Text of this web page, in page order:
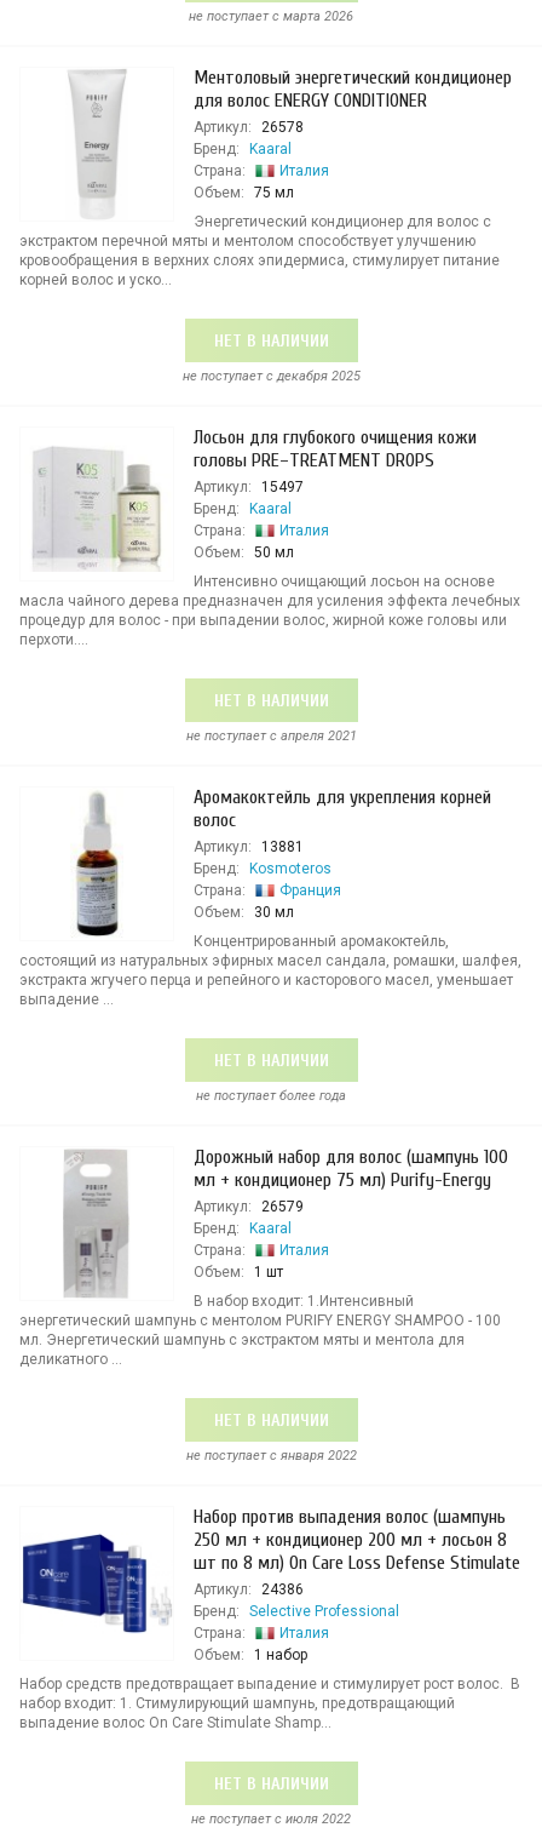
не поступает c марта 2026
Ментоловый энергетический кондиционер
для волос ENERGY CONDITIONER
Артикул:
26578
Бренд:
Kaaral
Страна:
Италия
Объем:
75 мл
Энергетический кондиционер для волос с
экстрактом перечной мяты и ментолом способствует улучшению
кровообращения в верхних слоях эпидермиса, стимулирует питание
корней волос и уско...
НЕТ В НАЛИЧИИ
не поступает c декабря 2025
Лосьон для глубокого очищения кожи
головы PRE–TREATMENT DROPS
Артикул:
15497
Бренд:
Kaaral
Страна:
Италия
Объем:
50 мл
Интенсивно очищающий лосьон на основе
масла чайного дерева предназначен для усиления эффекта лечебных
процедур для волос - при выпадении волос, жирной коже головы или
перхоти....
НЕТ В НАЛИЧИИ
не поступает c апреля 2021
Аромакоктейль для укрепления корней
волос
Артикул:
13881
Бренд:
Kosmoteros
Страна:
Франция
Объем:
30 мл
Концентрированный аромакоктейль,
состоящий из натуральных эфирных масел сандала, ромашки, шалфея,
экстракта жгучего перца и репейного и касторового масел, уменьшает
выпадение ...
НЕТ В НАЛИЧИИ
не поступает более года
Дорожный набор для волос (шампунь 100
мл + кондиционер 75 мл) Purify-Energy
Артикул:
26579
Бренд:
Kaaral
Страна:
Италия
Объем:
1 шт
В набор входит: 1.Интенсивный
энергетический шампунь c ментолом PURIFY ENERGY SHAMPOO - 100
мл. Энергетический шампунь с экстрактом мяты и ментола для
деликатного ...
НЕТ В НАЛИЧИИ
не поступает c января 2022
Набор против выпадения волос (шампунь
250 мл + кондиционер 200 мл + лосьон 8
шт по 8 мл) On Care Loss Defense Stimulate
Артикул:
24386
Бренд:
Selective Professional
Страна:
Италия
Объем:
1 набор
Набор средств предотвращает выпадение и стимулирует рост волос. В
набор входит: 1. Стимулирующий шампунь, предотвращающий
выпадение волос On Care Stimulate Shamp...
НЕТ В НАЛИЧИИ
не поступает c июля 2022